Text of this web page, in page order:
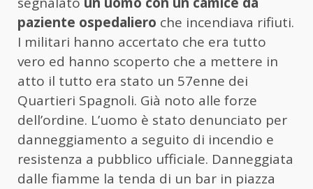
paziente ospedaliero che incendiava rifiuti.
I militari hanno accertato che era tutto
vero ed hanno scoperto che a mettere in
atto il tutto era stato un 57enne dei
Quartieri Spagnoli. Già noto alle forze
dell’ordine. L’uomo è stato denunciato per
danneggiamento a seguito di incendio e
resistenza a pubblico ufficiale. Danneggiata
dalle fiamme la tenda di un bar in piazza